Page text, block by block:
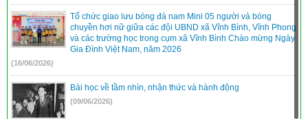
Tổ chức giao lưu bóng đá nam Mini 05 người và bóng
chuyền hơi nữ giữa các đội UBND xã Vĩnh Bình, Vĩnh Phong
và các trường học trong cụm xã Vĩnh Bình Chào mừng Ngày
Gia Đình Việt Nam, năm 2026
(16/06/2026)
Bài học về tầm nhìn, nhận thức và hành động
(09/06/2026)